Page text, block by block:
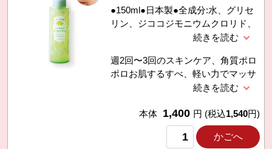
●150ml●日本製●全成分:水、グリセ
リン、ジココジモニウムクロリド、
（アクリレーツ/アクリル酸アルキル
ヒアルロン酸Ｎａ、加水分解ヒアル
ロン酸、アセチルヒアルロン酸Ｎ
ａ、ツボクサエキス、オウゴン根エ
根エキス、チャ葉エキス、ローズマ
リー葉エキス、カミツレ花エキス、
エナンチアクロランタ樹皮エキス、
週2回〜3回のスキンケア、角質ポロ
ポロお肌するすべ、軽い力でマッサ
ージするだけで汚れを絡めとって洗
Q10（ユキビノン）保湿カプセル配
本体 1,400 円 (税込1,540円)
かごへ